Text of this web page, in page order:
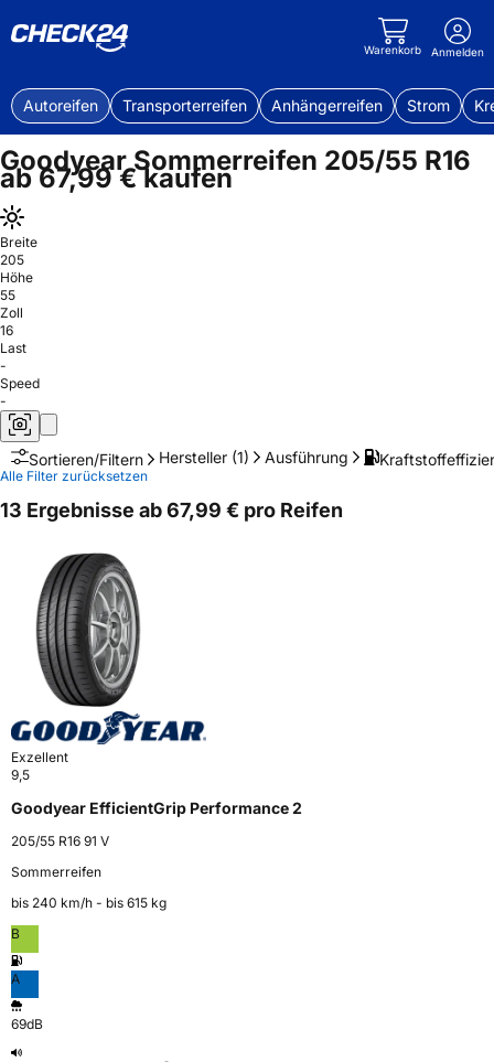
Warenkorb Anmelden
Autoreifen Transporterreifen Anhängerreifen Strom
Goodyear Sommerreifen 205/55 R16
ab 67,99 € kaufen
Breite
205
Höhe
55
Zoll
16
Last
-
Speed
-
Sortieren/Filtern Hersteller (1) Ausführung
Alle Filter zurücksetzen
13 Ergebnisse ab 67,99 € pro Reifen
Exzellent
9,5
Goodyear EfficientGrip Performance 2
205/55 R16 91 V
Sommerreifen
bis 240 km⁠/⁠h - bis 615 kg
B
A
69dB